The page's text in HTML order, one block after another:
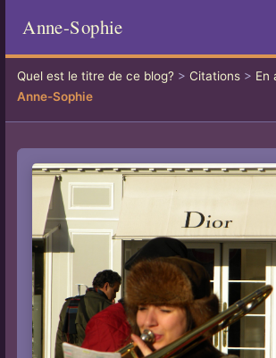
Anne-Sophie
Quel est le titre de ce blog?> Citations> En
Anne-Sophie